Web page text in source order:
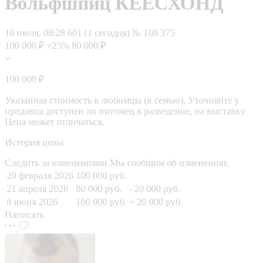
16 июля, 08:28 601 (1 сегодня) № 108 375
100 000 ₽ +25% 80 000 ₽
100 000 ₽
Указанная стоимость в любимцы (в семью). Уточняйте у
продавца доступен ли питомец в разведение, на выставку.
Цена может отличаться.
История цены
Следить за изменениями Мы сообщим об изменениях
20 февраля 2026 100 000 руб.
21 апреля 2026
80 000 руб.
- 20 000 руб.
8 июня 2026
100 000 руб. + 20 000 руб.
Написать